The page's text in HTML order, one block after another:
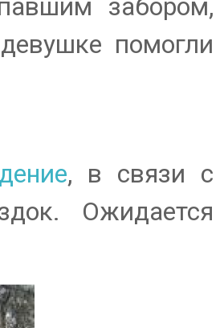
забором,
помогли
, в связи с
Ожидается